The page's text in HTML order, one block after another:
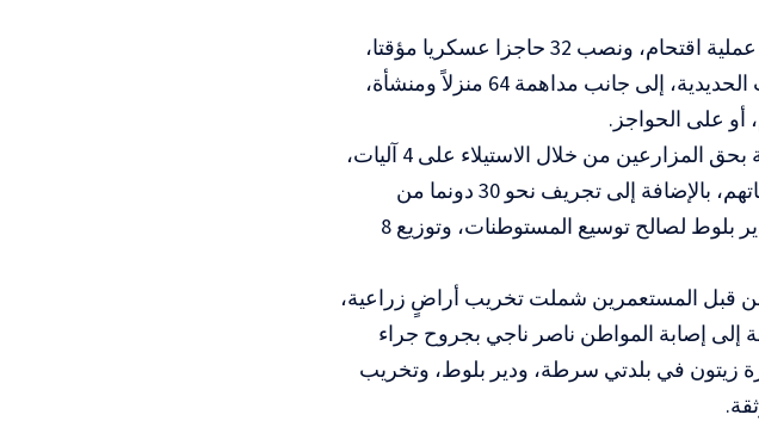
وأوضح طقاطقة، أن هذه الانتهاكات تمثلت في 73 عملية اقتحام، ونصب 32 حاجزا عسكريا مؤقتا،
و31 عملية إغلاق لمداخل البلدات بواسطة البوابات الحديدية، إلى جانب مداهمة 64 منزلاً ومنشأة،
وأشار إلى أن الاحتلال صعّد من ممارساته الميدانية بحق المزارعين من خلال الاستيلاء على 4 آليات،
وتنفيذ 5 اعتداءات مباشرة على المواطنين وممتلكاتهم، بالإضافة إلى تجريف نحو 30 دونما من
أراضي المواطنين في بلدات سلفيت وياسوف، ودير بلوط لصالح توسيع المستوطنات، وتوزيع 8
الصادر عن المحافظة 23 اعتداء من قبل المستعمرين شملت تخريب أراضٍ زراعية،
إلى إصابة المواطن ناصر ناجي بجروح جراء
عليه، واقتلاع وتكسير 150 شجرة زيتون في بلدتي سرطة، ودير بلوط، وتخريب